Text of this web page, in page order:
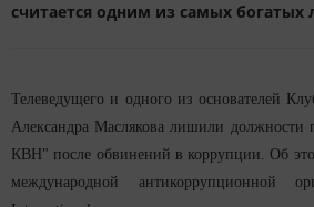
считается одним из самых богатых
Телеведущего и одного из основателей
Александра Маслякова лишили должности
КВН" после обвинений в коррупции. Об
международной антикоррупционной